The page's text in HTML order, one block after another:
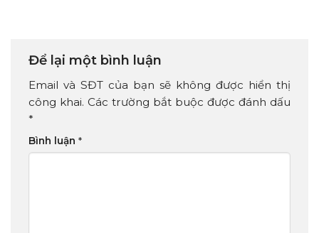
Để lại một bình luận
Email và SĐT của bạn sẽ không được hiển thị
công khai. Các trường bắt buộc được đánh dấu
*
Bình luận *